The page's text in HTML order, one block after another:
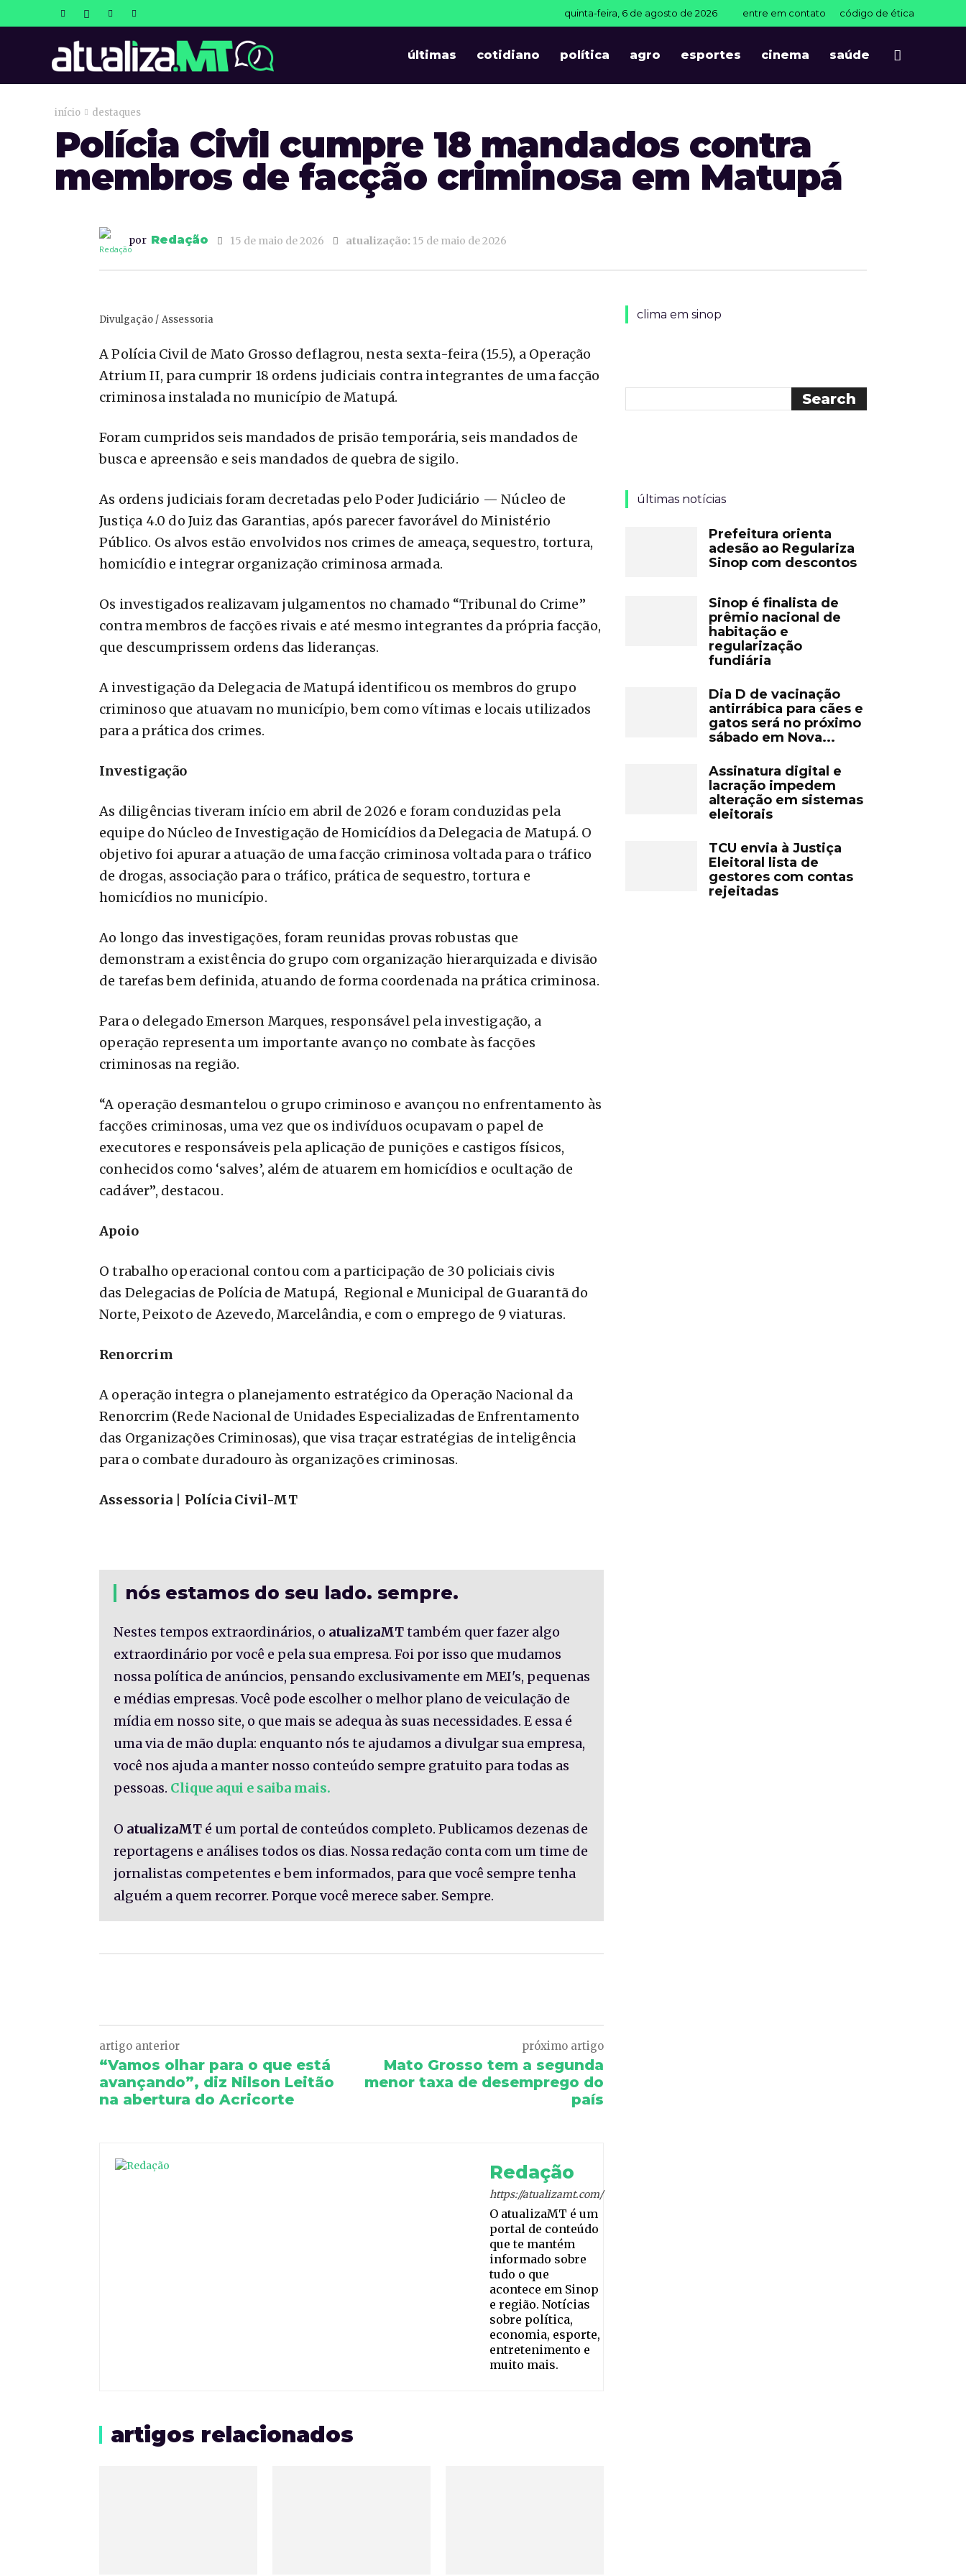
quinta-feira, 6 de agosto de 2026 entre em contato código de ética
atualizaMT últimas cotidiano política agro esportes cinema saúde
início destaques
Polícia Civil cumpre 18 mandados contra
membros de facção criminosa em Matupá
por Redação 15 de maio de 2026 atualização: 15 de maio de 2026
Divulgação / Assessoria
A Polícia Civil de Mato Grosso deflagrou, nesta sexta-feira (15.5), a Operação
Atrium II, para cumprir 18 ordens judiciais contra integrantes de uma facção
criminosa instalada no município de Matupá.
Foram cumpridos seis mandados de prisão temporária, seis mandados de
busca e apreensão e seis mandados de quebra de sigilo.
As ordens judiciais foram decretadas pelo Poder Judiciário — Núcleo de
Justiça 4.0 do Juiz das Garantias, após parecer favorável do Ministério
Público. Os alvos estão envolvidos nos crimes de ameaça, sequestro, tortura,
homicídio e integrar organização criminosa armada.
Os investigados realizavam julgamentos no chamado “Tribunal do Crime”
contra membros de facções rivais e até mesmo integrantes da própria facção,
que descumprissem ordens das lideranças.
A investigação da Delegacia de Matupá identificou os membros do grupo
criminoso que atuavam no município, bem como vítimas e locais utilizados
para a prática dos crimes.
Investigação
As diligências tiveram início em abril de 2026 e foram conduzidas pela
equipe do Núcleo de Investigação de Homicídios da Delegacia de Matupá. O
objetivo foi apurar a atuação de uma facção criminosa voltada para o tráfico
de drogas, associação para o tráfico, prática de sequestro, tortura e
homicídios no município.
Ao longo das investigações, foram reunidas provas robustas que
demonstram a existência do grupo com organização hierarquizada e divisão
de tarefas bem definida, atuando de forma coordenada na prática criminosa.
Para o delegado Emerson Marques, responsável pela investigação, a
operação representa um importante avanço no combate às facções
criminosas na região.
“A operação desmantelou o grupo criminoso e avançou no enfrentamento às
facções criminosas, uma vez que os indivíduos ocupavam o papel de
executores e responsáveis pela aplicação de punições e castigos físicos,
conhecidos como ‘salves’, além de atuarem em homicídios e ocultação de
cadáver”, destacou.
Apoio
O trabalho operacional contou com a participação de 30 policiais civis
das Delegacias de Polícia de Matupá, Regional e Municipal de Guarantã do
Norte, Peixoto de Azevedo, Marcelândia, e com o emprego de 9 viaturas.
Renorcrim
A operação integra o planejamento estratégico da Operação Nacional da
Renorcrim (Rede Nacional de Unidades Especializadas de Enfrentamento
das Organizações Criminosas), que visa traçar estratégias de inteligência
para o combate duradouro às organizações criminosas.
Assessoria | Polícia Civil-MT
nós estamos do seu lado. sempre.
Nestes tempos extraordinários, o atualizaMTtambém quer fazer algo
extraordinário por você e pela sua empresa. Foi por isso que mudamos
nossa política de anúncios, pensando exclusivamente em MEI's, pequenas
e médias empresas. Você pode escolher o melhor plano de veiculação de
mídia em nosso site, o que mais se adequa às suas necessidades. E essa é
uma via de mão dupla: enquanto nós te ajudamos a divulgar sua empresa,
você nos ajuda a manter nosso conteúdo sempre gratuito para todas as
pessoas. Clique aqui e saiba mais.
O atualizaMT é um portal de conteúdos completo. Publicamos dezenas de
reportagens e análises todos os dias. Nossa redação conta com um time de
jornalistas competentes e bem informados, para que você sempre tenha
alguém a quem recorrer. Porque você merece saber. Sempre.
artigo anterior
“Vamos olhar para o que está
avançando”, diz Nilson Leitão
na abertura do Acricorte
próximo artigo
Mato Grosso tem a segunda
menor taxa de desemprego do
país
Redação
https://atualizamt.com/
O atualizaMT é um
portal de conteúdo
que te mantém
informado sobre
tudo o que
acontece em Sinop
e região. Notícias
sobre política,
economia, esporte,
entretenimento e
muito mais.
artigos relacionados
clima em sinop
últimas notícias
Prefeitura orienta
adesão ao Regulariza
Sinop com descontos
Sinop é finalista de
prêmio nacional de
habitação e
regularização
fundiária
Dia D de vacinação
antirrábica para cães e
gatos será no próximo
sábado em Nova...
Assinatura digital e
lacração impedem
alteração em sistemas
eleitorais
TCU envia à Justiça
Eleitoral lista de
gestores com contas
rejeitadas